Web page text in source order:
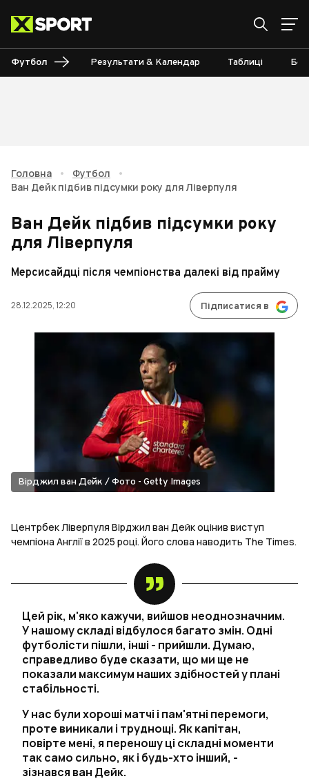
Футбол Результати & Календар Таблиці
Головна • Футбол
•
Ван Дейк підбив підсумки року для Ліверпуля
Ван Дейк підбив підсумки року
для Ліверпуля
Мерсисайдці після чемпіонства далекі від прайму
28.12.2025, 12:20 Підписатися в
Вірджил ван Дейк / Фото - Getty Images
Центрбек Ліверпуля Вірджил ван Дейк оцінив виступ
чемпіона Англії в 2025 році. Його слова наводить The Times.
Цей рік, м'яко кажучи, вийшов неоднозначним.
У нашому складі відбулося багато змін. Одні
футболісти пішли, інші - прийшли. Думаю,
справедливо буде сказати, що ми ще не
показали максимум наших здібностей у плані
стабільності.
У нас були хороші матчі і пам'ятні перемоги,
проте виникали і труднощі. Як капітан,
повірте мені, я переношу ці складні моменти
так само сильно, як і будь-хто інший, -
зізнався ван Дейк.